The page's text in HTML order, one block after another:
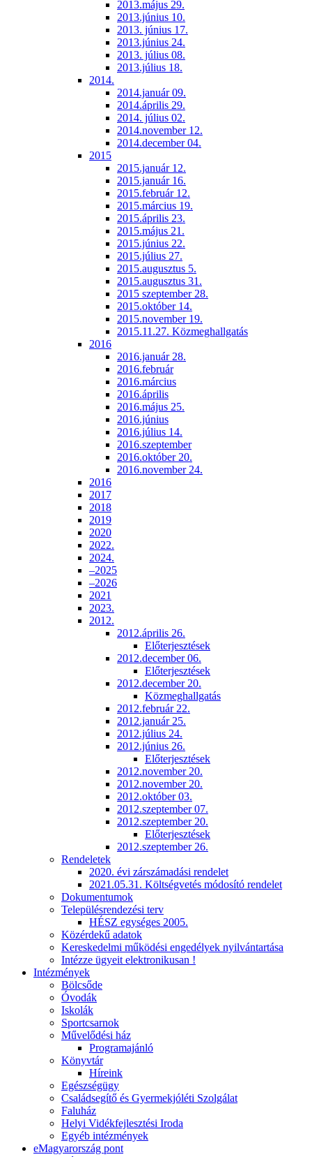
2013.május 29.
2013.június 10.
2013. június 17.
2013.június 24.
2013. július 08.
2013.július 18.
2014.
2014.január 09.
2014.április 29.
2014. július 02.
2014.november 12.
2014.december 04.
2015
2015.január 12.
2015.január 16.
2015.február 12.
2015.március 19.
2015.április 23.
2015.május 21.
2015.június 22.
2015.július 27.
2015.augusztus 5.
2015.augusztus 31.
2015 szeptember 28.
2015.október 14.
2015.november 19.
2015.11.27. Közmeghallgatás
2016
2016.január 28.
2016.február
2016.március
2016.április
2016.május 25.
2016.június
2016.július 14.
2016.szeptember
2016.október 20.
2016.november 24.
2016
2017
2018
2019
2020
2022.
2024.
–2025
–2026
2021
2023.
2012.
2012.április 26.
Előterjesztések
2012.december 06.
Előterjesztések
2012.december 20.
Közmeghallgatás
2012.február 22.
2012.január 25.
2012.július 24.
2012.június 26.
Előterjesztések
2012.november 20.
2012.november 20.
2012.október 03.
2012.szeptember 07.
2012.szeptember 20.
Előterjesztések
2012.szeptember 26.
Rendeletek
2020. évi zárszámadási rendelet
2021.05.31. Költségvetés módosító rendelet
Dokumentumok
Településrendezési terv
HÉSZ egységes 2005.
Közérdekű adatok
Kereskedelmi működési engedélyek nyilvántartása
Intézze ügyeit elektronikusan !
Intézmények
Bölcsőde
Óvodák
Iskolák
Sportcsarnok
Művelődési ház
Programajánló
Könyvtár
Híreink
Egészségügy
Családsegítő és Gyermekjóléti Szolgálat
Faluház
Helyi Vidékfejlesztési Iroda
Egyéb intézmények
eMagyarország pont